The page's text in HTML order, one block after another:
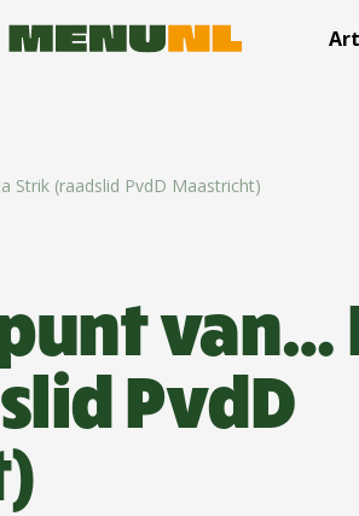
Strik (raadslid PvdD Maastricht)
van…
PvdD